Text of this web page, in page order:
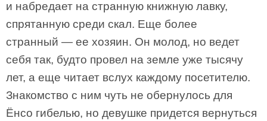
и набредает на странную книжную лавку,
спрятанную среди скал. Еще более
странный — ее хозяин. Он молод, но ведет
себя так, будто провел на земле уже тысячу
лет, а еще читает вслух каждому посетителю.
Знакомство с ним чуть не обернулось для
Ёнсо гибелью, но девушке придется вернуться